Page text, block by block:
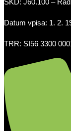
SKD: J60.100 –
Datum vpisa: 1. 2.
TRR: SI56 3300